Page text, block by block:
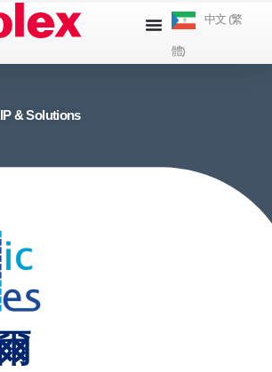
中文 (繁
體)
& Solutions